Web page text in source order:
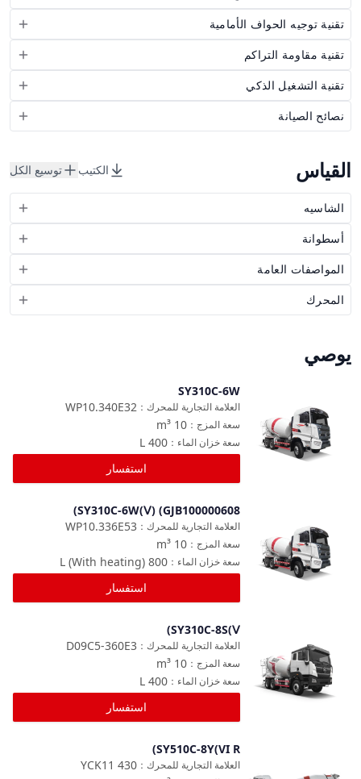
تقنية توجيه الحواف الأمامية
تقنية مقاومة التراكم
تقنية التشغيل الذكي
نصائح الصيانة
القياس الكتيب توسيع الكل
الشاسيه
أسطوانة
المواصفات العامة
المحرك
يوصي
SY310C-6W
WP10.340E32
العلامة التجارية للمحرك ：
10
m³ سعة المزج ：
400
L سعة خزان الماء ：
استفسار
SY310C-6W(Ⅴ) (GJB100000608)
WP10.336E53
العلامة التجارية للمحرك ：
10
m³ سعة المزج ：
800 (With heating)
L سعة خزان الماء ：
استفسار
SY310C-8S(Ⅴ)
D09C5-360E3
العلامة التجارية للمحرك ：
10
m³ سعة المزج ：
400
L سعة خزان الماء ：
استفسار
SY510C-8Y(VI R)
YCK11 430
العلامة التجارية للمحرك ：